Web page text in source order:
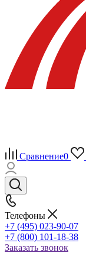
Сравнение0
Телефоны
+7 (495) 023-90-07
+7 (800) 101-18-38
Заказать звонок